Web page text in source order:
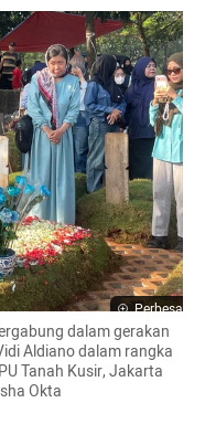
Perbesar
dalam gerakan
Aldiano dalam rangka
Tanah Kusir, Jakarta
Okta